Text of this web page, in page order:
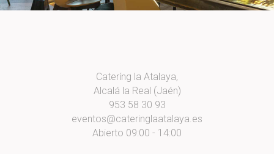
Cateríng la Atalaya,
Alcalá la Real (Jaén)
953 58 30 93
eventos@cateringlaatalaya.es
Abierto 09:00 - 14:00